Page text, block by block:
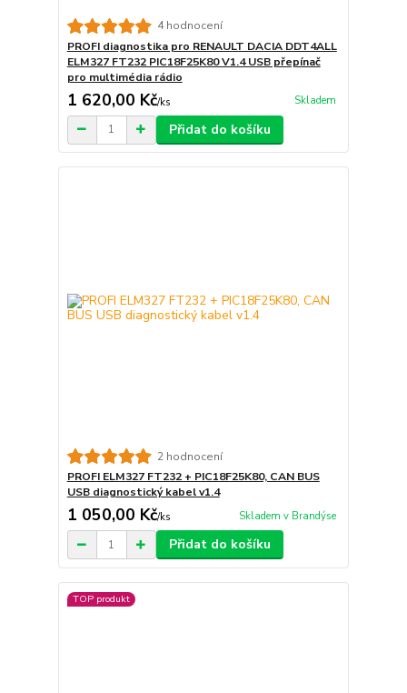
4 hodnocení
PROFI diagnostika pro RENAULT DACIA DDT4ALL
ELM327 FT232 PIC18F25K80 V1.4 USB přepínač
pro multimédia rádio
1 620,00 Kč/ks Skladem
Přidat do košíku
2 hodnocení
PROFI ELM327 FT232 + PIC18F25K80, CAN BUS
USB diagnostický kabel v1.4
1 050,00 Kč/ks Skladem v Brandýse
Přidat do košíku
TOP produkt